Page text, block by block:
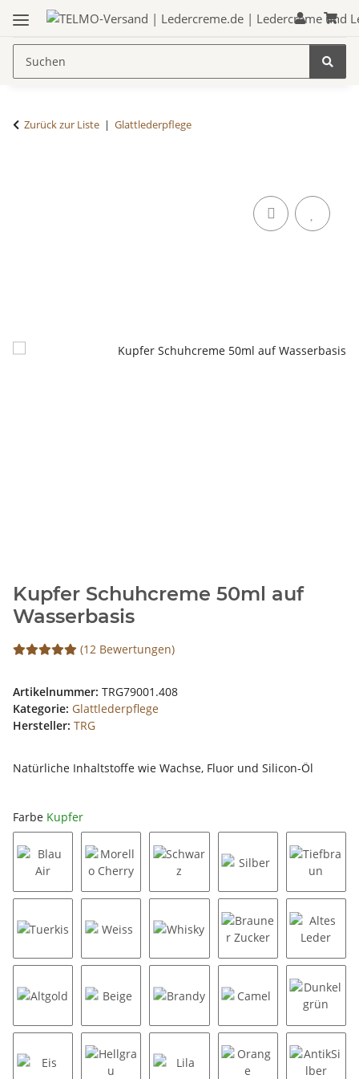
Zurück zur Liste Glattlederpflege
Kupfer Schuhcreme 50ml auf
Wasserbasis
(12 Bewertungen)
Artikelnummer: TRG79001.408
Kategorie: Glattlederpflege
Hersteller: TRG
Natürliche Inhaltstoffe wie Wachse, Fluor und Silicon-Öl
Farbe Kupfer
Blau Air Morello CherrySchwarz Silber
Tuerkis Weiss Whisky Brauner Zucker
Altes
Altgold Beige Brandy Camel